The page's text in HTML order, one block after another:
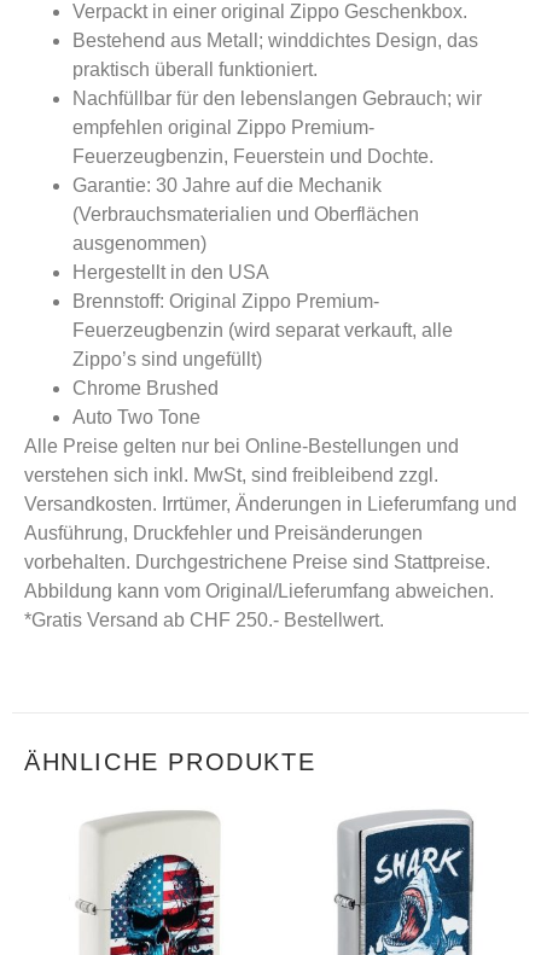
Verpackt in einer original Zippo Geschenkbox.
Bestehend aus Metall; winddichtes Design, das
praktisch überall funktioniert.
Nachfüllbar für den lebenslangen Gebrauch; wir
empfehlen original Zippo Premium-
Feuerzeugbenzin, Feuerstein und Dochte.
Garantie: 30 Jahre auf die Mechanik
(Verbrauchsmaterialien und Oberflächen
ausgenommen)
Hergestellt in den USA
Brennstoff: Original Zippo Premium-
Feuerzeugbenzin (wird separat verkauft, alle
Zippo’s sind ungefüllt)
Chrome Brushed
Auto Two Tone
Alle Preise gelten nur bei Online-Bestellungen und
verstehen sich inkl. MwSt, sind freibleibend zzgl.
Versandkosten. Irrtümer, Änderungen in Lieferumfang und
Ausführung, Druckfehler und Preisänderungen
vorbehalten. Durchgestrichene Preise sind Stattpreise.
Abbildung kann vom Original/Lieferumfang abweichen.
*Gratis Versand ab CHF 250.- Bestellwert.
ÄHNLICHE PRODUKTE